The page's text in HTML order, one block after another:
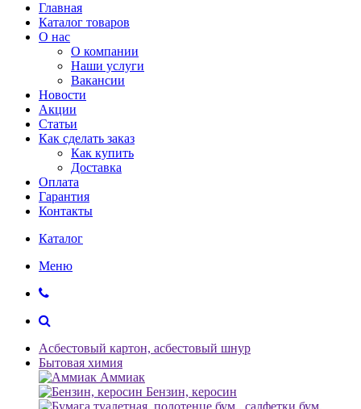
Главная
Каталог товаров
О нас
О компании
Наши услуги
Вакансии
Новости
Акции
Статьи
Как сделать заказ
Как купить
Доставка
Оплата
Гарантия
Контакты
Каталог
Меню
Асбестовый картон, асбестовый шнур
Бытовая химия
Аммиак
Бензин, керосин